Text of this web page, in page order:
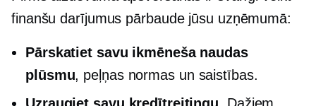
finanšu darījumus pārbaudejūsu uzņēmumā:
Pārskatiet savu ikmēneša naudas
plūsmu, peļņas normas un saistības.